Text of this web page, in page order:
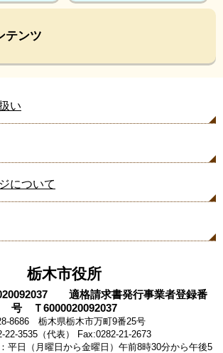
テンツ
い
について
栃木市役所
適格請求書発行事業者登録番
号 Ｔ6000020092037
8686 栃木県栃木市万町9番25号
22-3535（代表） Fax:0282-21-2673
平日（月曜日から金曜日）午前8時30分から午後5